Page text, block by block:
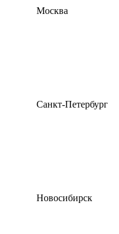
Москва
Санкт-Петербург
Новосибирск